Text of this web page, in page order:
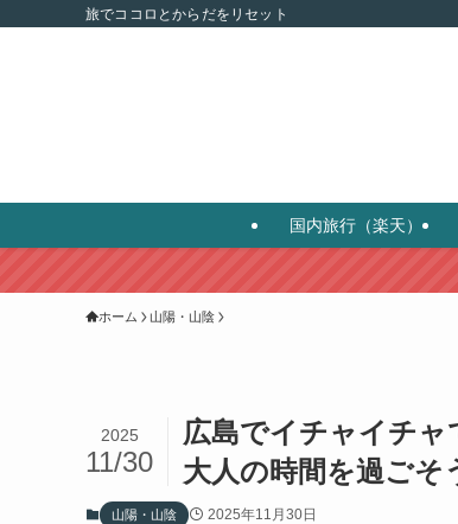
旅でココロとからだをリセット
国内旅行（楽天）
ホーム 山陽・山陰
広島でイチャイチ
大人の時間を過ごそ
2025
11/30
山陽・山陰 2025年11月30日